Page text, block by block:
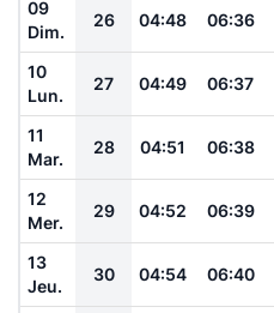
09
Dim.
26 04:48 06:36
10
Lun.
27 04:49 06:37
11
Mar.
28 04:51 06:38
12
Mer.
29 04:52 06:39
13
Jeu.
30 04:54 06:40